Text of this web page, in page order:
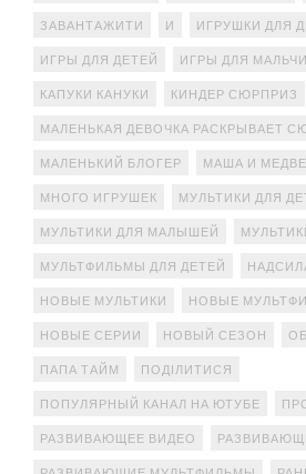
ЗАВАНТАЖИТИ И ИГРУШКИ ДЛЯ
ИГРЫ ДЛЯ ДЕТЕЙ ИГРЫ ДЛЯ
КАПУКИ КАНУКИ КИНДЕР СЮРПРИЗ
МАЛЕНЬКАЯ ДЕВОЧКА РАСКРЫВАЕТ
МАЛЕНЬКИЙ БЛОГЕР МАША И
МНОГО ИГРУШЕК МУЛЬТИКИ ДЛЯ
МУЛЬТИКИ ДЛЯ МАЛЫШЕЙ
МУЛЬТФИЛЬМЫ ДЛЯ ДЕТЕЙ
НОВЫЕ МУЛЬТИКИ НОВЫЕ
НОВЫЕ СЕРИИ НОВЫЙ СЕЗОН
ПАПА ТАЙМ ПОДІЛИТИСЯ
ПОПУЛЯРНЫЙ КАНАЛ НА ЮТУБЕ
РАЗВИВАЮЩЕЕ ВИДЕО